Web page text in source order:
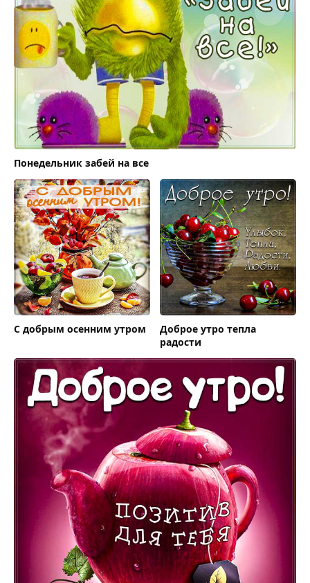
Понедельник забей на все
С добрым осенним утром
Доброе утро тепла
радости